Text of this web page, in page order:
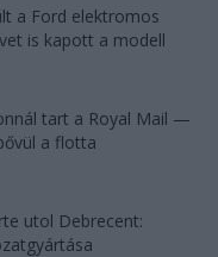
a Ford elektromos
is kapott a modell
tart a Royal Mail —
a flotta
utol Debrecent: